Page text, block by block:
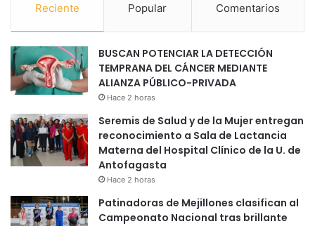
Reciente Popular Comentarios
BUSCAN POTENCIAR LA DETECCIÓN
TEMPRANA DEL CÁNCER MEDIANTE
ALIANZA PÚBLICO-PRIVADA
Hace 2 horas
Seremis de Salud y de la Mujer entregan
reconocimiento a Sala de Lactancia
Materna del Hospital Clínico de la U. de
Antofagasta
Hace 2 horas
Patinadoras de Mejillones clasifican al
Campeonato Nacional tras brillante